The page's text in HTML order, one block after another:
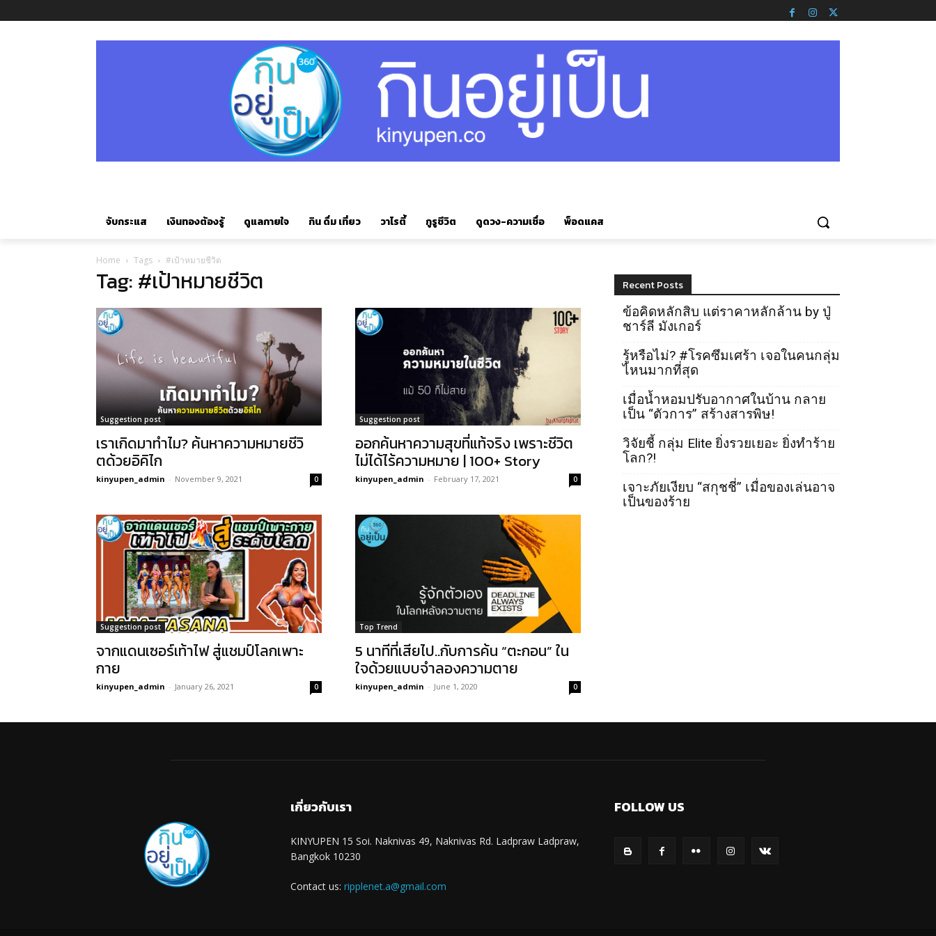
จับกระแส เงินทองต้องรู้ ดูแลกายใจ กิน ดื่ม เที่ยว วาไรตี้ กูรูชีวิต ดูดวง-ความเชื่อ พ็อดแคส
Home Tags #เป้าหมายชีวิต
Tag: #เป้าหมายชีวิต
Suggestion post
เราเกิดมาทำไม? ค้นหาความหมายชีวิ
ตด้วยอิคิไก
kinyupen_admin - November 9, 2021 0
Suggestion post
ออกค้นหาความสุขที่แท้จริง เพราะชีวิต
ไม่ได้ไร้ความหมาย | 100+ Story
kinyupen_admin - February 17, 2021 0
Suggestion post
จากแดนเซอร์เท้าไฟ สู่แชมป์โลกเพาะ
กาย
kinyupen_admin - January 26, 2021 0
Top Trend
5 นาทีที่เสียไป..กับการค้น “ตะกอน” ใน
ใจด้วยแบบจำลองความตาย
kinyupen_admin - June 1, 2020 0
Recent Posts
ข้อคิดหลักสิบ แต่ราคาหลักล้าน by ปู่
ชาร์ลี มังเกอร์
รู้หรือไม่? #โรคซึมเศร้า เจอในคนกลุ่ม
ไหนมากที่สุด
เมื่อน้ำหอมปรับอากาศในบ้าน กลาย
เป็น “ตัวการ” สร้างสารพิษ!
วิจัยชี้ กลุ่ม Elite ยิ่งรวยเยอะ ยิ่งทำร้าย
โลก?!
เจาะภัยเงียบ “สกุชชี่” เมื่อของเล่นอาจ
เป็นของร้าย
เกี่ยวกับเรา
KINYUPEN 15 Soi. Naknivas 49, Naknivas Rd. Ladpraw Ladpraw,
Bangkok 10230
Contact us: ripplenet.a@gmail.com
FOLLOW US